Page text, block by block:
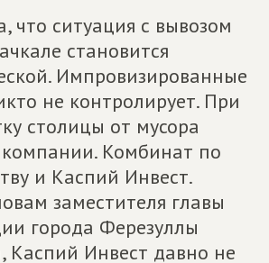
что ситуация с вывозом
становится
Импровизированные
не контролирует. При
столицы от мусора
компании. Комбинат по
и Каспий Инвест.
заместителя главы
города Ферезуллы
Каспий Инвест давно не